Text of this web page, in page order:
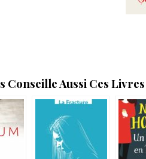
Conseille Aussi Ces Livres